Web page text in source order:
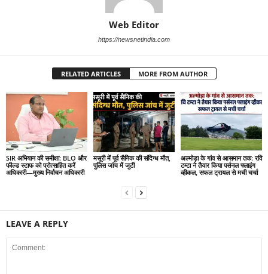
Web Editor
https://newsnetindia.com
RELATED ARTICLES MORE FROM AUTHOR
SIR अभियान की समीक्षा: BLO और
फील्ड स्टाफ को प्रोत्साहित करें
अधिकारी—मुख्य निर्वाचन अधिकारी
मसूरी में पूर्व सैनिक की संदिग्ध मौत,
पुलिस जांच में जुटी
अल्मोड़ा के गांव से आसमान तक: रवि
टम्टा ने तैयार किया पर्सनल फ्लाइंग
व्हीकल, सफल ट्रायल से मची चर्चा
LEAVE A REPLY